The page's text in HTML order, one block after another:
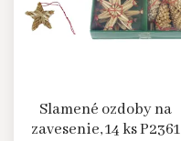
Slamené ozdoby na
zavesenie, 14 ks P2361